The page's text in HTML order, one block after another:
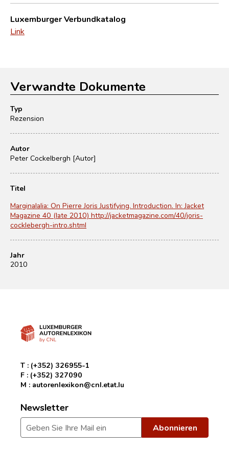
Luxemburger Verbundkatalog
Link
Verwandte Dokumente
Typ
Rezension
Autor
Peter Cockelbergh [Autor]
Titel
Marginalalia: On Pierre Joris Justifying. Introduction. In: Jacket
Magazine 40 (late 2010) http://jacketmagazine.com/40/joris-
cocklebergh-intro.shtml
Jahr
2010
T : (+352) 326955-1
F : (+352) 327090
M : autorenlexikon@cnl.etat.lu
Newsletter